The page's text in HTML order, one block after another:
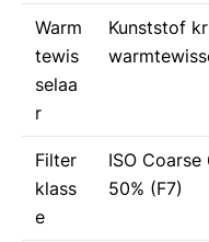
Warm
tewis
selaa
r
Kunststof
Filter
klass
e
ISO
50% (F7)